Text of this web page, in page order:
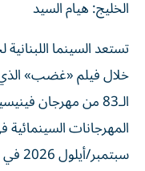
الخليج: هيام السيد
تستعد السينما
خلال فيلم «غضب» الذي
الـ83 من مهرجان
سبتمبر/أيلول 2026 في مدينة البندقية الإيطالية.